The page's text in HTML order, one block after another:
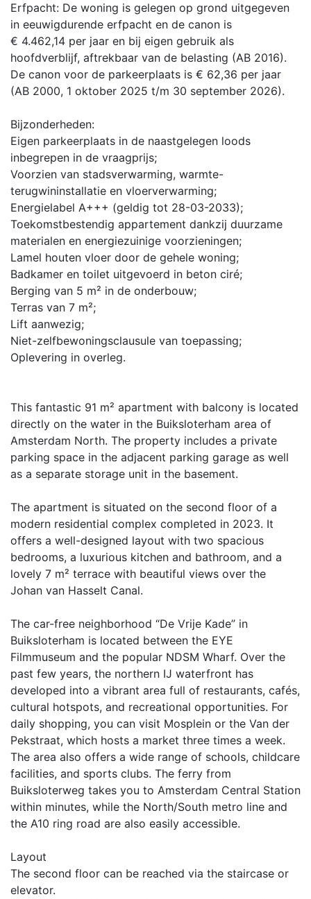
Erfpacht: De woning is gelegen op grond uitgegeven
in eeuwigdurende erfpacht en de canon is
€ 4.462,14 per jaar en bij eigen gebruik als
hoofdverblijf, aftrekbaar van de belasting (AB 2016).
De canon voor de parkeerplaats is € 62,36 per jaar
(AB 2000, 1 oktober 2025 t/m 30 september 2026).
Bijzonderheden:
Eigen parkeerplaats in de naastgelegen loods
inbegrepen in de vraagprijs;
Voorzien van stadsverwarming, warmte-
terugwininstallatie en vloerverwarming;
Energielabel A+++ (geldig tot 28-03-2033);
Toekomstbestendig appartement dankzij duurzame
materialen en energiezuinige voorzieningen;
Lamel houten vloer door de gehele woning;
Badkamer en toilet uitgevoerd in beton ciré;
Berging van 5 m² in de onderbouw;
Terras van 7 m²;
Lift aanwezig;
Niet-zelfbewoningsclausule van toepassing;
Oplevering in overleg.
This fantastic 91 m² apartment with balcony is located
directly on the water in the Buiksloterham area of
Amsterdam North. The property includes a private
parking space in the adjacent parking garage as well
as a separate storage unit in the basement.
The apartment is situated on the second floor of a
modern residential complex completed in 2023. It
offers a well-designed layout with two spacious
bedrooms, a luxurious kitchen and bathroom, and a
lovely 7 m² terrace with beautiful views over the
Johan van Hasselt Canal.
The car-free neighborhood “De Vrije Kade” in
Buiksloterham is located between the EYE
Filmmuseum and the popular NDSM Wharf. Over the
past few years, the northern IJ waterfront has
developed into a vibrant area full of restaurants, cafés,
cultural hotspots, and recreational opportunities. For
daily shopping, you can visit Mosplein or the Van der
Pekstraat, which hosts a market three times a week.
The area also offers a wide range of schools, childcare
facilities, and sports clubs. The ferry from
Buiksloterweg takes you to Amsterdam Central Station
within minutes, while the North/South metro line and
the A10 ring road are also easily accessible.
Layout
The second floor can be reached via the staircase or
elevator.